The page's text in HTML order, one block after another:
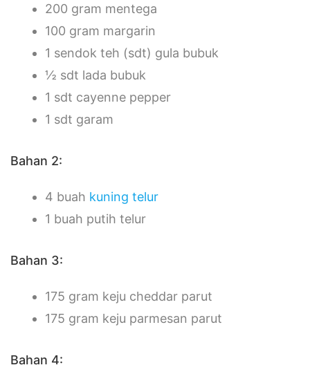
200 gram mentega
100 gram margarin
1 sendok teh (sdt) gula bubuk
½ sdt lada bubuk
1 sdt cayenne pepper
1 sdt garam
Bahan 2:
4 buah kuning telur
1 buah putih telur
Bahan 3:
175 gram keju cheddar parut
175 gram keju parmesan parut
Bahan 4: